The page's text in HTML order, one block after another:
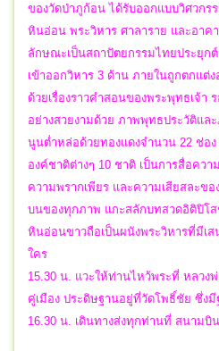
ของวัดป่าภูก้อน ได้รับออกแบบวิศวกร
หินอ่อน พระวิหาร ศาลาราย และอาค
ลักษณะเป็นสถาปัตยกรรมไทยประยุก
เข้าออกวิหาร 3 ด้าน ภายในถูกตกแต่ง
ด้วยเรื่องราวคำสอนของพระพุทธเจ้า
อย่างสวยงามด้วย ภาพพุทธประวัติแล
นูนต่ำหล่อด้วยทองแดงจำนวน 22 ช่อ
องค์ชาติต่างๆ 10 ชาติ เป็นการสื่อคว
ความพรากเพียร และความเสียสละข
บนของทุกภาพ แกะสลักบทสวดอิติปิโ
หินอ่อนขาวถือเป็นผนังพระวิหารที่มีเ
ใคร
15.30 น. แวะให้ท่านไหว้พระที่ หลวง
คู่เมือง ประดิษฐานอยู่ที่วัดโพธิ์ชัย ซึ่งมี
16.30 น. เดินทางส่งทุกท่านที่ สนามบิ